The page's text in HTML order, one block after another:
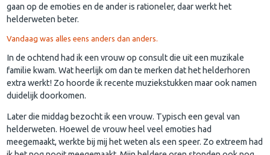
gaan op de emoties en de ander is rationeler, daar werkt het
helderweten beter.
Vandaag was alles eens anders dan anders.
In de ochtend had ik een vrouw op consult die uit een muzikale
familie kwam. Wat heerlijk om dan te merken dat het helderhoren
extra werkt! Zo hoorde ik recente muziekstukken maar ook namen
duidelijk doorkomen.
Later die middag bezocht ik een vrouw. Typisch een geval van
helderweten. Hoewel de vrouw heel veel emoties had
meegemaakt, werkte bij mij het weten als een speer. Zo extreem had